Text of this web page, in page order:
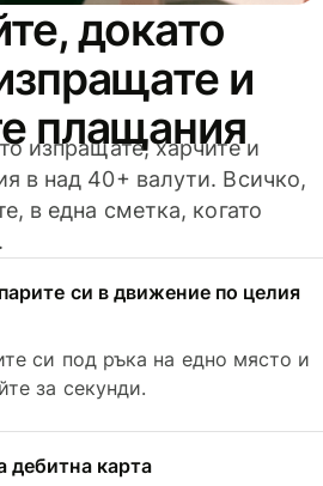
докато
и
плащания
изпращате, харчите и
в над 40+ валути. Всичко,
в една сметка, когато
си в движение по целия
си под ръка на едно място и
за секунди.
карта